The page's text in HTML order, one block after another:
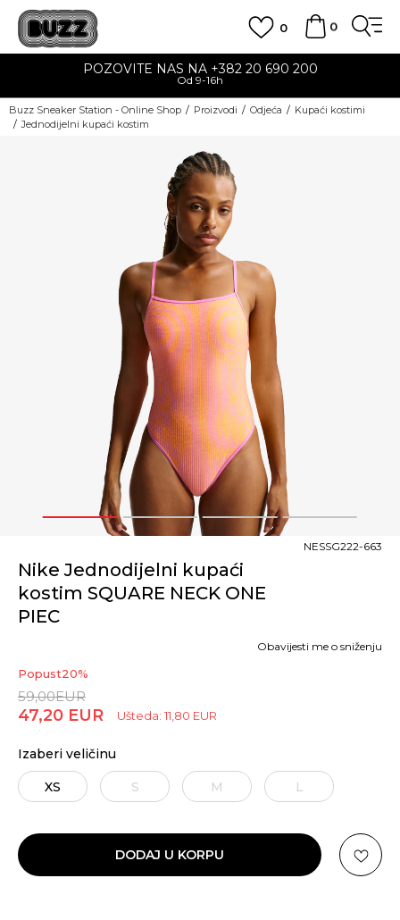
0
0
POZOVITE NAS NA +382 20 690 200
Od 9-16h
Buzz Sneaker Station - Online Shop Proizvodi Odjeća
Kupaći kostimi
Jednodijelni kupaći kostim
1 2 3 4
Nike Jednodijelni kupaći
kostim SQUARE NECK ONE
PIEC
NESSG222-663
Popust20%
59,00EUR
47,20 EUR Ušteda: 11,80 EUR
Obavijesti me o sniženju
Izaberi veličinu
XS S M L
DODAJ U KORPU